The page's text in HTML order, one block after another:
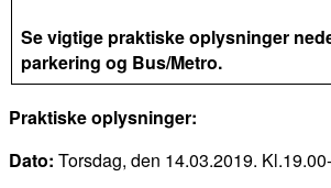
Se vigtige praktiske oplysninger
parkering og Bus/Metro.
Praktiske oplysninger:
Dato: Torsdag, den 14.03.2019.